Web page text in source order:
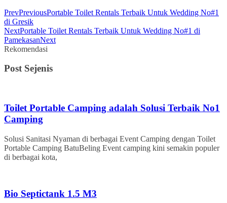
PrevPreviousPortable Toilet Rentals Terbaik Untuk Wedding No#1
di Gresik
NextPortable Toilet Rentals Terbaik Untuk Wedding No#1 di
PamekasanNext
Rekomendasi
Post Sejenis
Toilet Portable Camping adalah Solusi Terbaik No1
Camping
Solusi Sanitasi Nyaman di berbagai Event Camping dengan Toilet
Portable Camping BatuBeling Event camping kini semakin populer
di berbagai kota,
Bio Septictank 1.5 M3